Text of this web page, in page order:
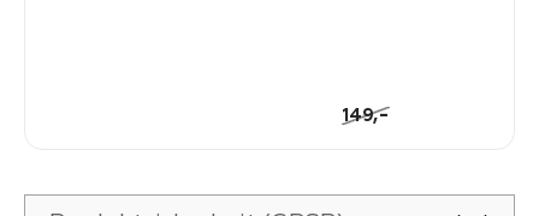
Regulärer Preis:
149,-